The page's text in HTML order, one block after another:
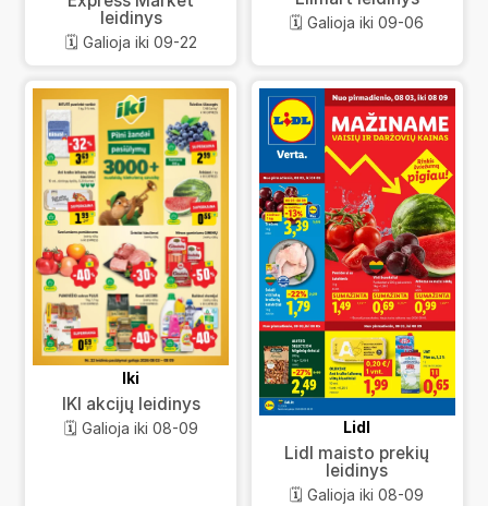
leidinys
🗓️ Galioja iki 09-22
🗓️ Galioja iki 09-06
Iki
IKI akcijų leidinys
🗓️ Galioja iki 08-09 Lidl
Lidl maisto prekių
leidinys
🗓️ Galioja iki 08-09